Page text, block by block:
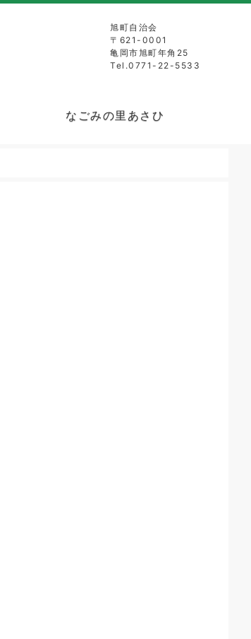
旭町自治会
〒621-0001
亀岡市旭町年角25
Tel.0771-22-5533
なごみの里あさひ